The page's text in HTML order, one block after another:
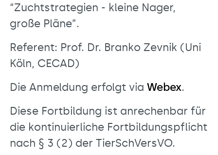
“Zuchtstrategien - kleine Nager,
große Pläne”.
Referent: Prof. Dr. Branko Zevnik (Uni
Köln, CECAD)
Die Anmeldung erfolgt via Webex.
Diese Fortbildung ist anrechenbar für
die kontinuierliche Fortbildungspflicht
nach § 3 (2) der TierSchVersVO.